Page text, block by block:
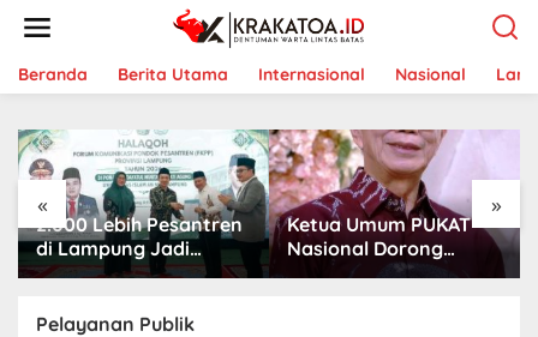
t
Beranda Berita Utama Internasional Nasional
« »
2.000 Lebih Pesantren
di Lampung Jadi
Kekuatan Besar, FKPP
dan Pembinaan
Ketua Umum PUKAT
Nasional Dorong
PUKAT Tanjungkarang
Pelayanan Publik